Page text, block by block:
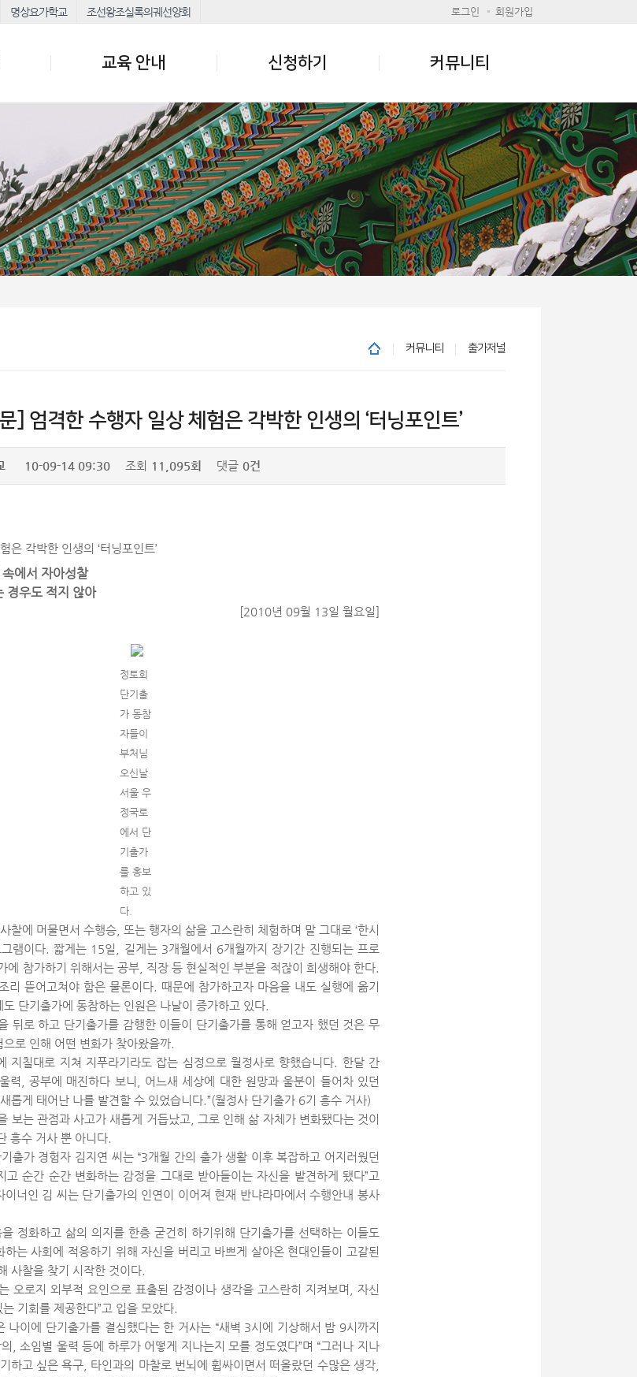
명상요가학교 조선왕조실록의궤선양회 로그인 회원가입
교육 안내 신청하기 커뮤니티
커뮤니티 출가저널
] 엄격한 수행자 일상 체험은 각박한 인생의 ‘터닝포인트’
10-09-14 09:30 조회 11,095회 댓글 0건
은 각박한 인생의 ‘터닝포인트’
에서 자아성찰
경우도 적지 않아
[2010년 09월 13일 월요일]
정토회
단기출
가 동참
자들이
부처님
오신날
서울 우
정국로
에서 단
기출가
를 홍보
하고 있
다.
찰에 머물면서 수행승, 또는 행자의 삶을 고스란히 체험하며 말 그대로 ‘한시
그램이다. 짧게는 15일, 길게는 3개월에서 6개월까지 장기간 진행되는 프로
에 참가하기 위해서는 공부, 직장 등 현실적인 부분을 적잖이 희생해야 한다.
리 뜯어고쳐야 함은 물론이다. 때문에 참가하고자 마음을 내도 실행에 옮기
단기출가에 동참하는 인원은 나날이 증가하고 있다.
뒤로 하고 단기출가를 감행한 이들이 단기출가를 통해 얻고자 했던 것은 무
로 인해 어떤 변화가 찾아왔을까.
지칠대로 지쳐 지푸라기라도 잡는 심정으로 월정사로 향했습니다. 한달 간
력, 공부에 매진하다 보니, 어느새 세상에 대한 원망과 울분이 들어차 있던
롭게 태어난 나를 발견할 수 있었습니다.”(월정사 단기출가 6기 흥수 거사)
보는 관점과 사고가 새롭게 거듭났고, 그로 인해 삶 자체가 변화됐다는 것이
흥수 거사 뿐 아니다.
출가 경험자 김지연 씨는 “3개월 간의 출가 생활 이후 복잡하고 어지러웠던
고 순간 순간 변화하는 감정을 그대로 받아들이는 자신을 발견하게 됐다”고
이너인 김 씨는 단기출가의 인연이 이어져 현재 반냐라마에서 수행안내 봉사
정화하고 삶의 의지를 한층 굳건히 하기위해 단기출가를 선택하는 이들도
하는 사회에 적응하기 위해 자신을 버리고 바쁘게 살아온 현대인들이 고갈된
사찰을 찾기 시작한 것이다.
오로지 외부적 요인으로 표출된 감정이나 생각을 고스란히 지켜보며, 자신
기회를 제공한다”고 입을 모았다.
나이에 단기출가를 결심했다는 한 거사는 “새벽 3시에 기상해서 밤 9시까지
, 소임별 울력 등에 하루가 어떻게 지나는지 모를 정도였다”며 “그러나 지나
하고 싶은 욕구, 타인과의 마찰로 번뇌에 휩싸이면서 떠올랐던 수많은 생각,